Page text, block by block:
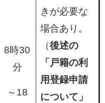
8時30
分
～18
きが必要な
場合あり。
（後述の
「戸籍の利
用登録申請
について」